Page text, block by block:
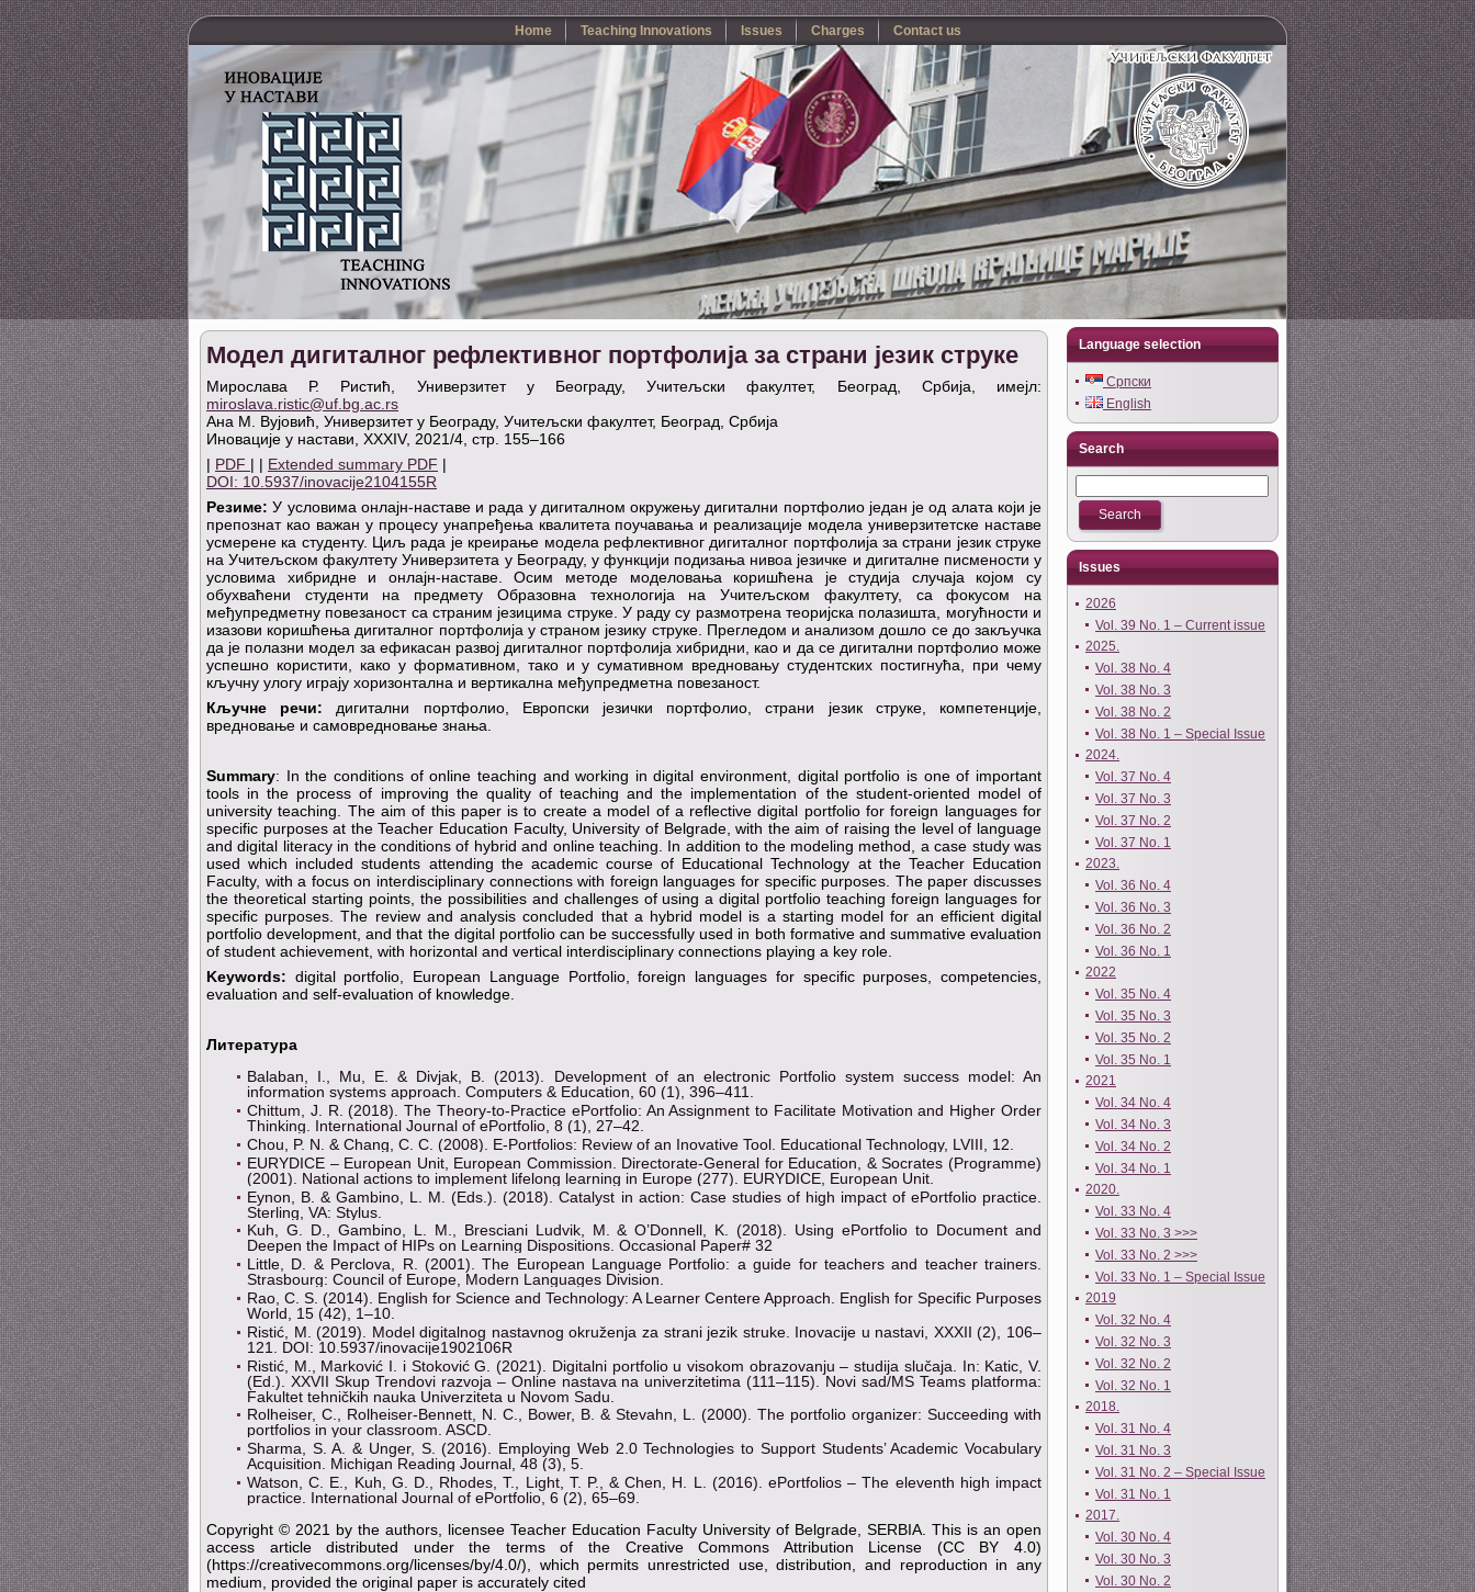
Home Teaching Innovations Issues Charges Contact us
Модел дигиталног рефлективног портфолија за страни језик струке
Мирослава Р. Ристић, Универзитет у Београду, Учитељски факултет, Београд, Србија, имејл:
miroslava.ristic@uf.bg.ac.rs
Ана M. Вујовић, Универзитет у Београду, Учитељски факултет, Београд, Србија
Иновације у настави, XXXIV, 2021/4, стр. 155–166
| PDF | | Extended summary PDF |
DOI: 10.5937/inovacije2104155R
Резиме: У условима онлајн-наставе и рада у дигиталном окружењу дигитални портфолио један је од алата који је
препознат као важан у процесу унапређења квалитета поучавања и реализације модела универзитетске наставе
усмерене ка студенту. Циљ рада је креирање модела рефлективног дигиталног портфолија за страни језик струке
на Учитељском факултету Универзитета у Београду, у функцији подизања нивоа језичке и дигиталне писмености у
условима хибридне и онлајн-наставе. Осим методе моделовања коришћена је студија случаја којом су
обухваћени студенти на предмету Образовна технологија на Учитељском факултету, са фокусом на
међупредметну повезаност са страним језицима струке. У раду су размотрена теоријска полазишта, могућности и
изазови коришћења дигиталног портфолија у страном језику струке. Прегледом и анализом дошло се до закључка
да је полазни модел за ефикасан развој дигиталног портфолија хибридни, као и да се дигитални портфолио може
успешно користити, како у формативном, тако и у сумативном вредновању студентских постигнућа, при чему
кључну улогу играју хоризонтална и вертикална међупредметна повезаност.
Кључне речи: дигитални портфолио, Европски језички портфолио, страни језик струке, компетенције,
вредновање и самовредновање знања.
Summary: In the conditions of online teaching and working in digital environment, digital portfolio is one of important
tools in the process of improving the quality of teaching and the implementation of the student-oriented model of
university teaching. The aim of this paper is to create a model of a reflective digital portfolio for foreign languages for
specific purposes at the Teacher Education Faculty, University of Belgrade, with the aim of raising the level of language
and digital literacy in the conditions of hybrid and online teaching. In addition to the modeling method, a case study was
used which included students attending the academic course of Educational Technology at the Teacher Education
Faculty, with a focus on interdisciplinary connections with foreign languages for specific purposes. The paper discusses
the theoretical starting points, the possibilities and challenges of using a digital portfolio teaching foreign languages for
specific purposes. The review and analysis concluded that a hybrid model is a starting model for an efficient digital
portfolio development, and that the digital portfolio can be successfully used in both formative and summative evaluation
of student achievement, with horizontal and vertical interdisciplinary connections playing a key role.
Keywords: digital portfolio, European Language Portfolio, foreign languages for specific purposes, competencies,
evaluation and self-evaluation of knowledge.
Литература
Balaban, I., Mu, E. & Divjak, B. (2013). Development of an electronic Portfolio system success model: An
information systems approach. Computers & Education, 60 (1), 396–411.
Chittum, J. R. (2018). The Theory-to-Practice ePortfolio: An Assignment to Facilitate Motivation and Higher Order
Thinking. International Journal of ePortfolio, 8 (1), 27–42.
Chou, P. N. & Chang, C. C. (2008). E-Portfolios: Review of an Inovative Tool. Educational Technology, LVIII, 12.
EURYDICE – European Unit, European Commission. Directorate-General for Education, & Socrates (Programme)
(2001). National actions to implement lifelong learning in Europe (277). EURYDICE, European Unit.
Eynon, B. & Gambino, L. M. (Eds.). (2018). Catalyst in action: Case studies of high impact of ePortfolio practice.
Sterling, VA: Stylus.
Kuh, G. D., Gambino, L. M., Bresciani Ludvik, M. & O’Donnell, K. (2018). Using ePortfolio to Document and
Deepen the Impact of HIPs on Learning Dispositions. Occasional Paper# 32
Little, D. & Perclova, R. (2001). The European Language Portfolio: a guide for teachers and teacher trainers.
Strasbourg: Council of Europe, Modern Languages Division.
Rao, C. S. (2014). English for Science and Technology: A Learner Centere Approach. English for Specific Purposes
World, 15 (42), 1–10.
Ristić, M. (2019). Model digitalnog nastavnog okruženja za strani jezik struke. Inovacije u nastavi, XXXII (2), 106–
121. DOI: 10.5937/inovacije1902106R
Ristić, M., Marković I. i Stoković G. (2021). Digitalni portfolio u visokom obrazovanju – studija slučaja. In: Katic, V.
(Ed.). XXVII Skup Trendovi razvoja – Online nastava na univerzitetima (111–115). Novi sad/MS Teams platforma:
Fakultet tehničkih nauka Univerziteta u Novom Sadu.
Rolheiser, C., Rolheiser-Bennett, N. C., Bower, B. & Stevahn, L. (2000). The portfolio organizer: Succeeding with
portfolios in your classroom. ASCD.
Sharma, S. A. & Unger, S. (2016). Employing Web 2.0 Technologies to Support Students’ Academic Vocabulary
Acquisition. Michigan Reading Journal, 48 (3), 5.
Watson, C. E., Kuh, G. D., Rhodes, T., Light, T. P., & Chen, H. L. (2016). ePortfolios – The eleventh high impact
practice. International Journal of ePortfolio, 6 (2), 65–69.
Copyright © 2021 by the authors, licensee Teacher Education Faculty University of Belgrade, SERBIA. This is an open
access article distributed under the terms of the Creative Commons Attribution License (CC BY 4.0)
(https://creativecommons.org/licenses/by/4.0/), which permits unrestricted use, distribution, and reproduction in any
medium, provided the original paper is accurately cited
Language selection
Српски
English
Search
Issues
2026
Vol. 39 No. 1 – Current issue
2025.
Vol. 38 No. 4
Vol. 38 No. 3
Vol. 38 No. 2
Vol. 38 No. 1 – Special Issue
2024.
Vol. 37 No. 4
Vol. 37 No. 3
Vol. 37 No. 2
Vol. 37 No. 1
2023.
Vol. 36 No. 4
Vol. 36 No. 3
Vol. 36 No. 2
Vol. 36 No. 1
2022
Vol. 35 No. 4
Vol. 35 No. 3
Vol. 35 No. 2
Vol. 35 No. 1
2021
Vol. 34 No. 4
Vol. 34 No. 3
Vol. 34 No. 2
Vol. 34 No. 1
2020.
Vol. 33 No. 4
Vol. 33 No. 3 >>>
Vol. 33 No. 2 >>>
Vol. 33 No. 1 – Special Issue
2019
Vol. 32 No. 4
Vol. 32 No. 3
Vol. 32 No. 2
Vol. 32 No. 1
2018.
Vol. 31 No. 4
Vol. 31 No. 3
Vol. 31 No. 2 – Special Issue
Vol. 31 No. 1
2017.
Vol. 30 No. 4
Vol. 30 No. 3
Vol. 30 No. 2